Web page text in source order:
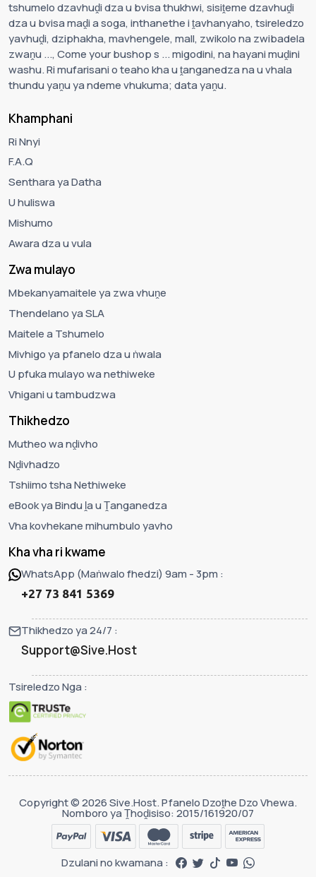
tshumelo dzavhuḓi dza u bvisa thukhwi, sisiṱeme dzavhuḓi
dza u bvisa maḓi a soga, inthanethe i ṱavhanyaho, tsireledzo
yavhuḓi, dziphakha, mavhengele, mall, zwikolo na zwibadela
zwaṋu ..., Come your bushop s ... migodini, na hayani muḓini
washu. Ri mufarisani o teaho kha u ṱanganedza na u vhala
thundu yaṋu ya ndeme vhukuma; data yaṋu.
Khamphani
Ri Nnyi
F.A.Q
Senthara ya Datha
U huliswa
Mishumo
Awara dza u vula
Zwa mulayo
Mbekanyamaitele ya zwa vhuṋe
Thendelano ya SLA
Maitele a Tshumelo
Mivhigo ya pfanelo dza u ṅwala
U pfuka mulayo wa nethiweke
Vhigani u tambudzwa
Thikhedzo
Mutheo wa nḓivho
Nḓivhadzo
Tshiimo tsha Nethiweke
eBook ya Bindu ḽa u Ṱanganedza
Vha kovhekane mihumbulo yavho
Kha vha ri kwame
WhatsApp (Maṅwalo fhedzi) 9am - 3pm :
+27 73 841 5369
Thikhedzo ya 24/7 :
Support@Sive.Host
Tsireledzo Nga :
Copyright © 2026 Sive.Host. Pfanelo Dzoṱhe Dzo Vhewa.
Nomboro ya Ṱhoḓisiso: 2015/161920/07
Dzulani no kwamana :